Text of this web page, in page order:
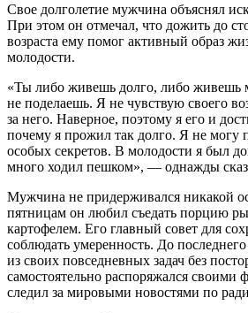
Свое долголетие мужчина объяснял
При этом он отмечал, что дожить до
возраста ему помог активный образ
молодости.
«Ты либо живешь долго, либо живешь
не поделаешь. Я не чувствую своего
за него. Наверное, поэтому я его и
почему я прожил так долго. Я не могу
особых секретов. В молодости я был
много ходил пешком», — однажды
Мужчина не придерживался никакой
пятницам он любил съедать порцию
картофелем. Его главный совет для
соблюдать умеренность. До
из своих повседневных задач без
самостоятельно распоряжался своими
следил за мировыми новостями по